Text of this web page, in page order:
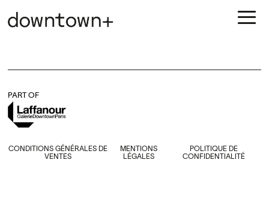
PART OF
CONDITIONS GÉNÉRALES DE
VENTES
MENTIONS
LÉGALES
POLITIQUE DE
CONFIDENTIALITÉ